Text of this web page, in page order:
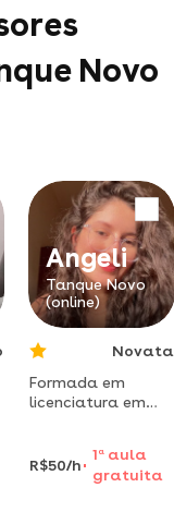
Novo
Angeli
Tanque Novo
(online)
Novata
Formada em
licenciatura em
baiano campus
guanambi em
R$50/h
1 aaula
gratuita